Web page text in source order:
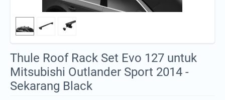
Thule Roof Rack Set Evo 127 untuk
Mitsubishi Outlander Sport 2014 -
Sekarang Black